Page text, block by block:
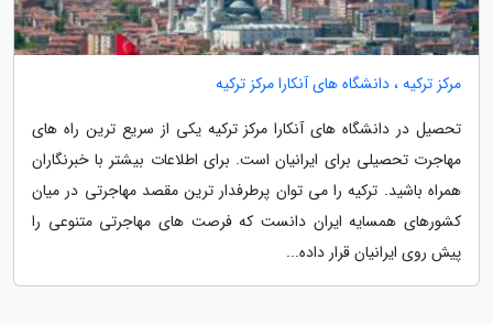
مرکز ترکیه ، دانشگاه های آنکارا مرکز ترکیه
تحصیل در دانشگاه های آنکارا مرکز ترکیه یکی از سریع ترین راه های
مهاجرت تحصیلی برای ایرانیان است. برای اطلاعات بیشتر با خبرنگاران
همراه باشید. ترکیه را می توان پرطرفدار ترین مقصد مهاجرتی در میان
کشورهای همسایه ایران دانست که فرصت های مهاجرتی متنوعی را
پیش روی ایرانیان قرار داده...